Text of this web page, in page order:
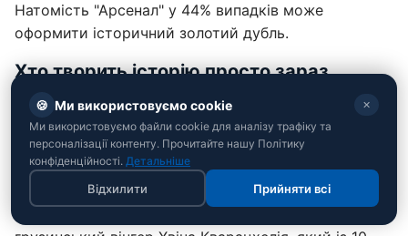
Натомість "Арсенал" у 44% випадків може
оформити історичний золотий дубль.
Хто творить історію просто зараз
Паризький клуб прагне стати першою командою
після мадридського "Реала", якій вдасться
захистити титул переможця Ліги чемпіонів у її
сучасному форматі.
🍪 Ми використовуємо cookie ✕
Ми використовуємо файли cookie для аналізу трафіку та
персоналізації контенту. Прочитайте нашу Політику
конфіденційності. Детальніше
Відхилити Прийняти всі